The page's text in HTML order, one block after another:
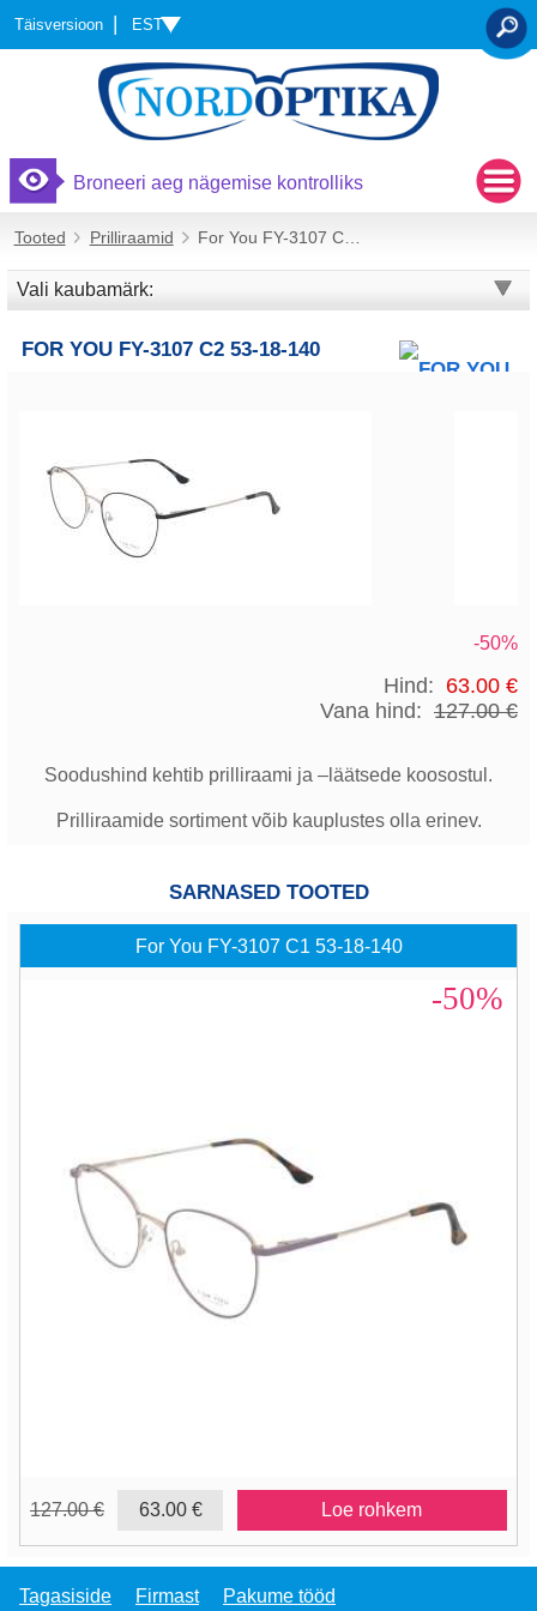
Täisversioon EST
Broneeri aeg nägemise kontrolliks
Tooted Prilliraamid For You FY-3107 C2 53-18-140
Vali kaubamärk:
FOR YOU FY-3107 C2 53-18-140
-50%
Hind: 63.00 €
Vana hind:127.00 €
Soodushind kehtib prilliraami ja –läätsede koosostul.
Prilliraamide sortiment võib kauplustes olla erinev.
SARNASED TOOTED
For You FY-3107 C1 53-18-140
-50%
127.00 € 63.00 € Loe rohkem
Tagasiside Firmast Pakume tööd